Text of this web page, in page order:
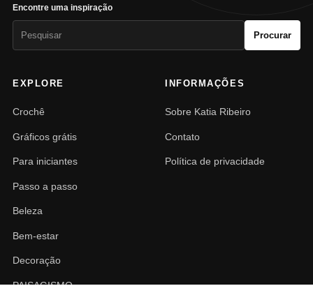
Encontre uma inspiração
Procurar
EXPLORE
Crochê
Gráficos grátis
Para iniciantes
Passo a passo
Beleza
Bem-estar
Decoração
INFORMAÇÕES
Sobre Katia Ribeiro
Contato
Política de privacidade